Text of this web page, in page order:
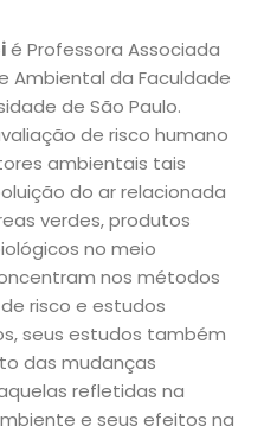
é Professora Associada
Ambiental da Faculdade
de São Paulo.
de risco humano
ambientais tais
do ar relacionada
verdes, produtos
no meio
nos métodos
risco e estudos
seus estudos também
das mudanças
refletidas na
e seus efeitos na